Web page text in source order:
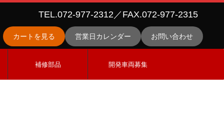
TEL.072-977-2312／FAX.072-977-2315
カートを見る 営業日カレンダー お問い合わせ
補修部品 開発車両募集